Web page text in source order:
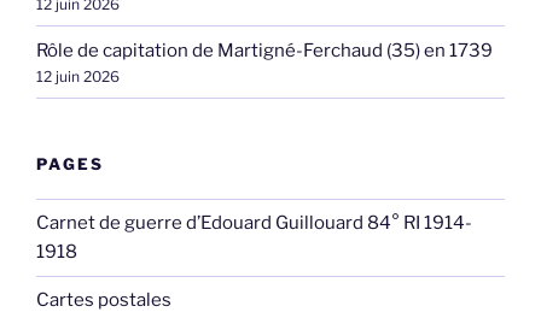
12 juin 2026
Rôle de capitation de Martigné-Ferchaud (35) en 1739
12 juin 2026
PAGES
Carnet de guerre d’Edouard Guillouard 84° RI 1914-
1918
Cartes postales